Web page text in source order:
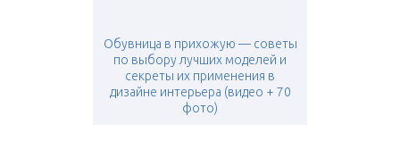
Обувница в прихожую — советы
по выбору лучших моделей и
секреты их применения в
дизайне интерьера (видео + 70
фото)